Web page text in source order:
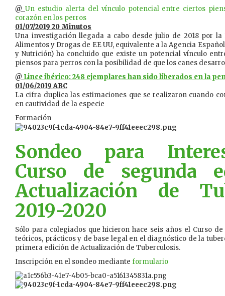
@ Un estudio alerta del vínculo potencial entre ciertos
corazón en los perros
01/07/2019 20 Minutos
Una investigación llegada a cabo desde julio de 2018 por
Alimentos y Drogas de EE UU, equivalente a la Agencia
y Nutrición) ha concluido que existe un potencial vínculo
piensos para perros con la posibilidad de que los canes
@ Lince ibérico: 248 ejemplares han sido liberados en la
01/06/2019 ABC
La cifra duplica las estimaciones que se realizaron cuando
en cautividad de la especie
Formación
Sondeo para
Curso de segunda
Actualización de
2019-2020
Sólo para colegiados que hicieron hace seis años el Curso
teóricos, prácticos y de base legal en el diagnóstico de la
primera edición de Actualización de Tuberculosis.
Inscripción en el sondeo mediante formulario